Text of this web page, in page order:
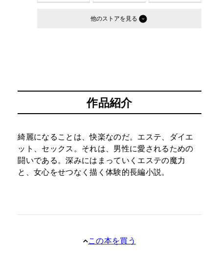
他のストア
作品紹介
綺麗になることは、快楽なのだ。エステ、ダイエ
ット、セックス。それは、男性に愛されるための
闘いである。深みにはまっていくエステの魔力
と、女心をせつなく描く体験的長編小説。
この本を買う